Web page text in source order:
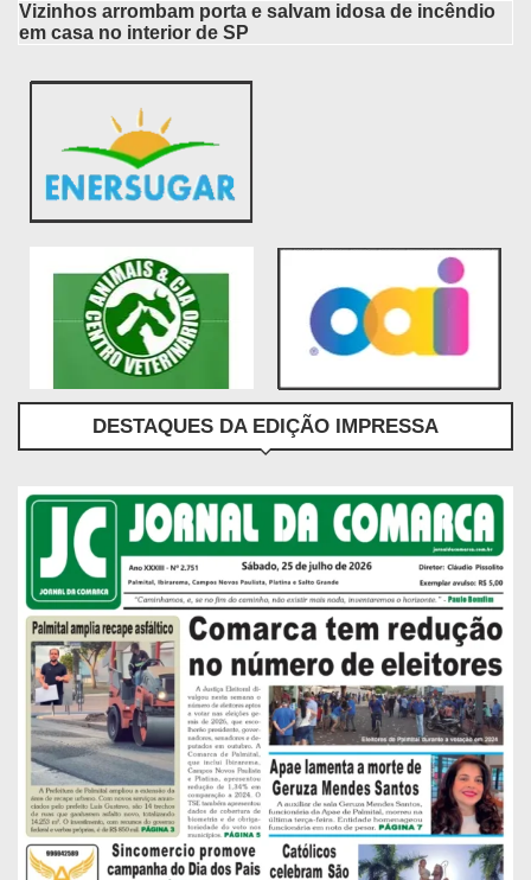
Vizinhos arrombam porta e salvam idosa de incêndio
em casa no interior de SP
DESTAQUES DA EDIÇÃO IMPRESSA